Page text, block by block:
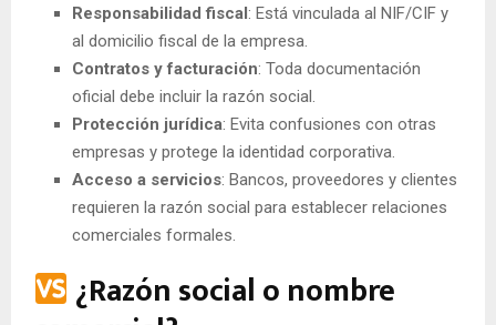
Responsabilidad fiscal: Está vinculada al NIF/CIF y
al domicilio fiscal de la empresa.
Contratos y facturación: Toda documentación
oficial debe incluir la razón social.
Protección jurídica: Evita confusiones con otras
empresas y protege la identidad corporativa.
Acceso a servicios: Bancos, proveedores y clientes
requieren la razón social para establecer relaciones
comerciales formales.
¿Razón social o nombre